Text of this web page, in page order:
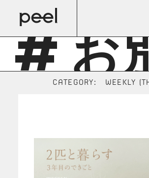
# お
CATEGORY: WEEKLY